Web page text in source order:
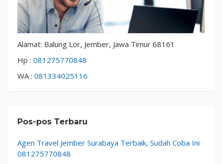
Alamat: Balung Lor, Jember, Jawa Timur 68161
Hp : 081275770848
WA : 081334025116
Pos-pos Terbaru
Agen Travel Jember Surabaya Terbaik, Sudah Coba Ini
081275770848